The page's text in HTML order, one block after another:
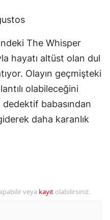
The Whisper
hayatı altüst olan dul
Olayın geçmişteki
olabileceğini
babasından
daha karanlık
veya kayıt olabilirsiniz.